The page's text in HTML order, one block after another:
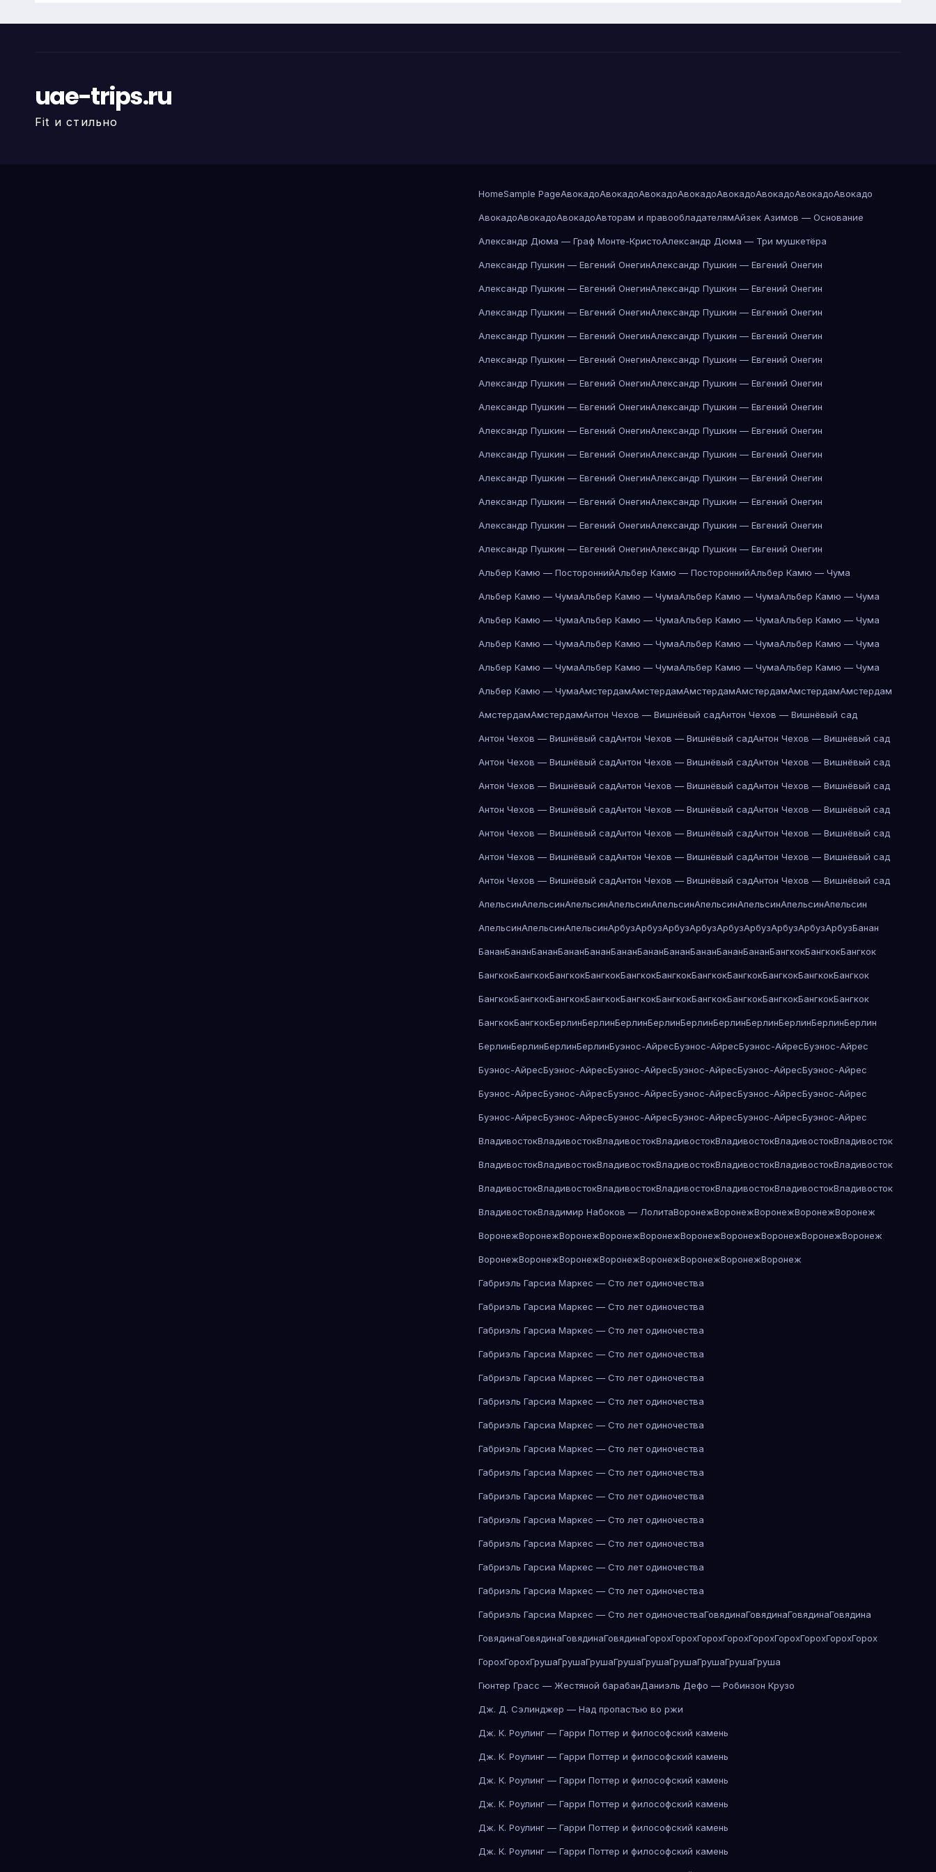
uae-trips.ru
Fit и стильно
HomeSample PageАвокадоАвокадоАвокадоАвокадоАвокадоАвокадоАвокадоАвокадо
АвокадоАвокадоАвокадоАвторам и правообладателямАйзек Азимов — Основание
Александр Дюма — Граф Монте-КристоАлександр Дюма — Три мушкетёра
Александр Пушкин — Евгений ОнегинАлександр Пушкин — Евгений Онегин
Александр Пушкин — Евгений ОнегинАлександр Пушкин — Евгений Онегин
Александр Пушкин — Евгений ОнегинАлександр Пушкин — Евгений Онегин
Александр Пушкин — Евгений ОнегинАлександр Пушкин — Евгений Онегин
Александр Пушкин — Евгений ОнегинАлександр Пушкин — Евгений Онегин
Александр Пушкин — Евгений ОнегинАлександр Пушкин — Евгений Онегин
Александр Пушкин — Евгений ОнегинАлександр Пушкин — Евгений Онегин
Александр Пушкин — Евгений ОнегинАлександр Пушкин — Евгений Онегин
Александр Пушкин — Евгений ОнегинАлександр Пушкин — Евгений Онегин
Александр Пушкин — Евгений ОнегинАлександр Пушкин — Евгений Онегин
Александр Пушкин — Евгений ОнегинАлександр Пушкин — Евгений Онегин
Александр Пушкин — Евгений ОнегинАлександр Пушкин — Евгений Онегин
Александр Пушкин — Евгений ОнегинАлександр Пушкин — Евгений Онегин
Альбер Камю — ПостороннийАльбер Камю — ПостороннийАльбер Камю — Чума
Альбер Камю — ЧумаАльбер Камю — ЧумаАльбер Камю — ЧумаАльбер Камю — Чума
Альбер Камю — ЧумаАльбер Камю — ЧумаАльбер Камю — ЧумаАльбер Камю — Чума
Альбер Камю — ЧумаАльбер Камю — ЧумаАльбер Камю — ЧумаАльбер Камю — Чума
Альбер Камю — ЧумаАльбер Камю — ЧумаАльбер Камю — ЧумаАльбер Камю — Чума
Альбер Камю — ЧумаАмстердамАмстердамАмстердамАмстердамАмстердамАмстердам
АмстердамАмстердамАнтон Чехов — Вишнёвый садАнтон Чехов — Вишнёвый сад
Антон Чехов — Вишнёвый садАнтон Чехов — Вишнёвый садАнтон Чехов — Вишнёвый сад
Антон Чехов — Вишнёвый садАнтон Чехов — Вишнёвый садАнтон Чехов — Вишнёвый сад
Антон Чехов — Вишнёвый садАнтон Чехов — Вишнёвый садАнтон Чехов — Вишнёвый сад
Антон Чехов — Вишнёвый садАнтон Чехов — Вишнёвый садАнтон Чехов — Вишнёвый сад
Антон Чехов — Вишнёвый садАнтон Чехов — Вишнёвый садАнтон Чехов — Вишнёвый сад
Антон Чехов — Вишнёвый садАнтон Чехов — Вишнёвый садАнтон Чехов — Вишнёвый сад
Антон Чехов — Вишнёвый садАнтон Чехов — Вишнёвый садАнтон Чехов — Вишнёвый сад
АпельсинАпельсинАпельсинАпельсинАпельсинАпельсинАпельсинАпельсинАпельсин
АпельсинАпельсинАпельсинАрбузАрбузАрбузАрбузАрбузАрбузАрбузАрбузАрбузБанан
БананБананБананБананБананБананБананБананБананБананБананБангкокБангкокБангкок
БангкокБангкокБангкокБангкокБангкокБангкокБангкокБангкокБангкокБангкокБангкок
БангкокБангкокБангкокБангкокБангкокБангкокБангкокБангкокБангкокБангкокБангкок
БангкокБангкокБерлинБерлинБерлинБерлинБерлинБерлинБерлинБерлинБерлинБерлин
БерлинБерлинБерлинБерлинБуэнос-АйресБуэнос-АйресБуэнос-АйресБуэнос-Айрес
Буэнос-АйресБуэнос-АйресБуэнос-АйресБуэнос-АйресБуэнос-АйресБуэнос-Айрес
Буэнос-АйресБуэнос-АйресБуэнос-АйресБуэнос-АйресБуэнос-АйресБуэнос-Айрес
Буэнос-АйресБуэнос-АйресБуэнос-АйресБуэнос-АйресБуэнос-АйресБуэнос-Айрес
ВладивостокВладивостокВладивостокВладивостокВладивостокВладивостокВладивосток
ВладивостокВладивостокВладивостокВладивостокВладивостокВладивостокВладивосток
ВладивостокВладивостокВладивостокВладивостокВладивостокВладивостокВладивосток
ВладивостокВладимир Набоков — ЛолитаВоронежВоронежВоронежВоронежВоронеж
ВоронежВоронежВоронежВоронежВоронежВоронежВоронежВоронежВоронежВоронеж
ВоронежВоронежВоронежВоронежВоронежВоронежВоронежВоронеж
Габриэль Гарсиа Маркес — Сто лет одиночества
Габриэль Гарсиа Маркес — Сто лет одиночества
Габриэль Гарсиа Маркес — Сто лет одиночества
Габриэль Гарсиа Маркес — Сто лет одиночества
Габриэль Гарсиа Маркес — Сто лет одиночества
Габриэль Гарсиа Маркес — Сто лет одиночества
Габриэль Гарсиа Маркес — Сто лет одиночества
Габриэль Гарсиа Маркес — Сто лет одиночества
Габриэль Гарсиа Маркес — Сто лет одиночества
Габриэль Гарсиа Маркес — Сто лет одиночества
Габриэль Гарсиа Маркес — Сто лет одиночества
Габриэль Гарсиа Маркес — Сто лет одиночества
Габриэль Гарсиа Маркес — Сто лет одиночества
Габриэль Гарсиа Маркес — Сто лет одиночества
Габриэль Гарсиа Маркес — Сто лет одиночестваГовядинаГовядинаГовядинаГовядина
ГовядинаГовядинаГовядинаГовядинаГорохГорохГорохГорохГорохГорохГорохГорохГорох
ГорохГорохГрушаГрушаГрушаГрушаГрушаГрушаГрушаГрушаГруша
Гюнтер Грасс — Жестяной барабанДаниэль Дефо — Робинзон Крузо
Дж. Д. Сэлинджер — Над пропастью во ржи
Дж. К. Роулинг — Гарри Поттер и философский камень
Дж. К. Роулинг — Гарри Поттер и философский камень
Дж. К. Роулинг — Гарри Поттер и философский камень
Дж. К. Роулинг — Гарри Поттер и философский камень
Дж. К. Роулинг — Гарри Поттер и философский камень
Дж. К. Роулинг — Гарри Поттер и философский камень